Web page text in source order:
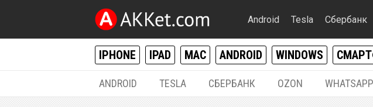
Android Tesla Сбербанк
IPHONE IPAD MAC ANDROID WINDOWS
ANDROID TESLA СБЕРБАНК OZON WHATSAPP